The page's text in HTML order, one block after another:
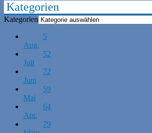
Kategorien
Kategorien
5
Aug.
52
Juli
72
Juni
59
Mai
64
Apr.
79